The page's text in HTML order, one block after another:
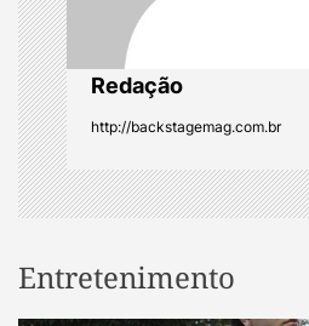
n
Redação
http://backstagemag.com.br
Entretenimento